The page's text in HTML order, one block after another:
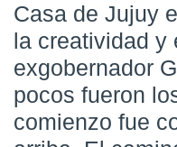
Casa de Jujuy
la creatividad y
exgobernador
pocos fueron
comienzo fue